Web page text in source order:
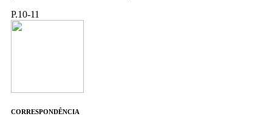
P.10-11
CORRESPONDÊNCIA